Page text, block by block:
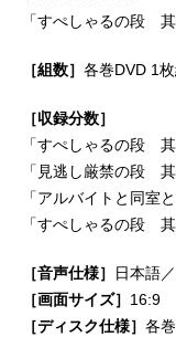
「すぺしゃるの段
［組数］ 各巻DVD 1枚
［収録分数］
「すぺしゃるの段
「見逃し厳禁の段
「アルバイトと同室
「すぺしゃるの段
［音声仕様］
日本語
［画面サイズ］ 16:9
［ディスク仕様］ 各